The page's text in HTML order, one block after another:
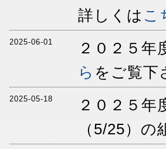
詳しくは こ
2025-06-01
２０２５
ら をご覧下
2025-05-18
２０２５
（5/25）の